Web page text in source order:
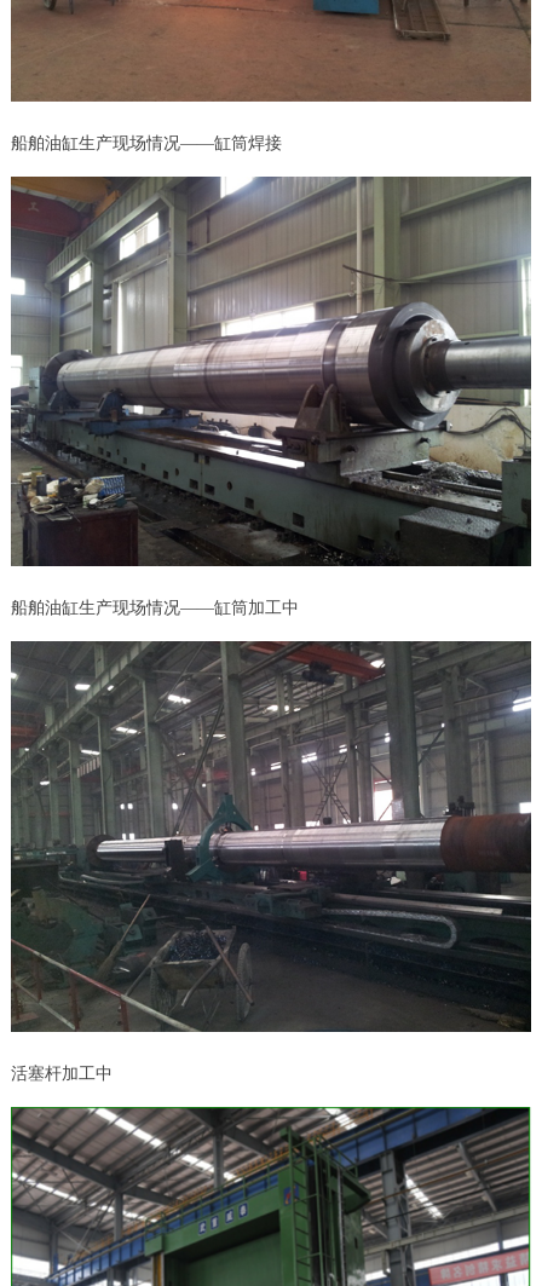
船舶油缸生产现场情况——缸筒焊接
船舶油缸生产现场情况——缸筒加工中
活塞杆加工中